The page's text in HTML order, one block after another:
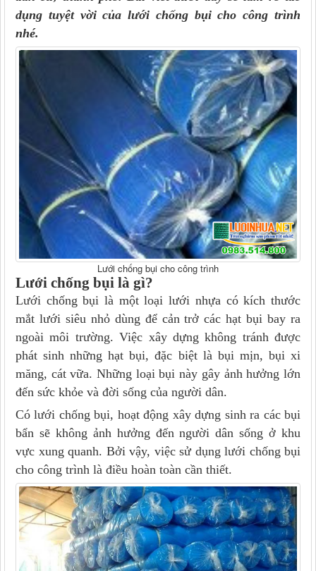
dụng tuyệt vời của lưới chống bụi cho công trình
nhé.
Lưới chống bụi cho công trình
Lưới chống bụi là gì?
Lưới chống bụi là một loại lưới nhựa có kích thước
mắt lưới siêu nhỏ dùng để cản trở các hạt bụi bay ra
ngoài môi trường. Việc xây dựng không tránh được
phát sinh những hạt bụi, đặc biệt là bụi mịn, bụi xi
măng, cát vữa. Những loại bụi này gây ảnh hưởng lớn
đến sức khỏe và đời sống của người dân.
Có lưới chống bụi, hoạt động xây dựng sinh ra các bụi
bẩn sẽ không ảnh hưởng đến người dân sống ở khu
vực xung quanh. Bởi vậy, việc sử dụng lưới chống bụi
cho công trình là điều hoàn toàn cần thiết.